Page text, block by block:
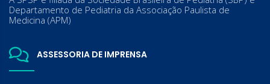
Departamento de Pediatria da Associação Paulista de
Medicina (APM)
ASSESSORIA DE IMPRENSA